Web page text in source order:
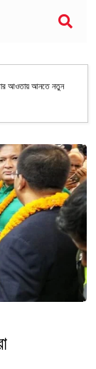
আওতায় আনতে নতুন